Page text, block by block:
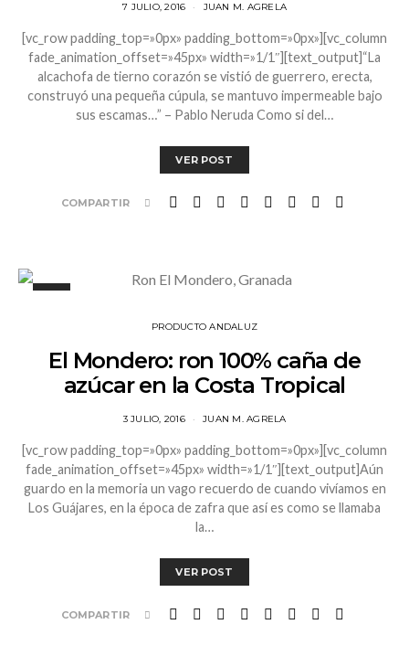
7 JULIO, 2016 JUAN M. AGRELA
[vc_row padding_top=»0px» padding_bottom=»0px»][vc_column
fade_animation_offset=»45px» width=»1/1″][text_output]“La
alcachofa de tierno corazón se vistió de guerrero, erecta,
construyó una pequeña cúpula, se mantuvo impermeable bajo
sus escamas…” – Pablo Neruda Como si del…
VER POST
COMPARTIR
PRODUCTO ANDALUZ
El Mondero: ron 100% caña de
azúcar en la Costa Tropical
3 JULIO, 2016 JUAN M. AGRELA
[vc_row padding_top=»0px» padding_bottom=»0px»][vc_column
fade_animation_offset=»45px» width=»1/1″][text_output]Aún
guardo en la memoria un vago recuerdo de cuando vivíamos en
Los Guájares, en la época de zafra que así es como se llamaba
la…
VER POST
COMPARTIR